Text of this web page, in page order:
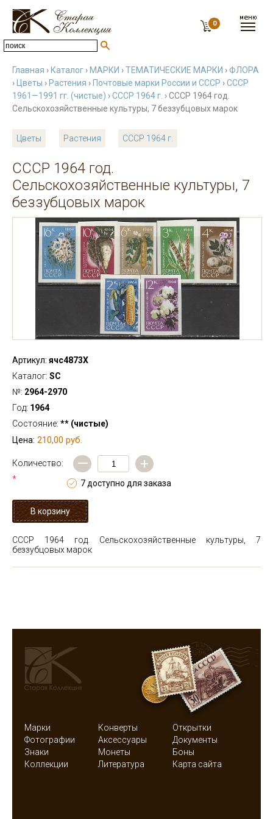
0
Главная › Каталог › МАРКИ ›ТЕМАТИЧЕСКИЕ МАРКИ ›ФЛОРА
› Цветы › Растения › Почтовые марки России и СССР ›СССР
1961—1991 гг. (чистые) ›СССР 1964 г. › СССР 1964 год.
Сельскохозяйственные культуры, 7 беззубцовых марок
Цветы Растения СССР 1964 г.
СССР 1964 год.
Сельскохозяйственные культуры, 7
беззубцовых марок
Артикул: ячс4873Х
Каталог: SC
№: 2964-2970
Год: 1964
Состояние: ** (чистые)
Цена: 210,00 руб.
Количество:
*
— +
7 доступно для заказа
СССР 1964 год. Сельскохозяйственные культуры, 7
беззубцовых марок
Марки Конверты
Открытки
Фотографии
Аксессуары
Документы
Знаки
Монеты
Боны
Коллекции
Литература Карта сайта